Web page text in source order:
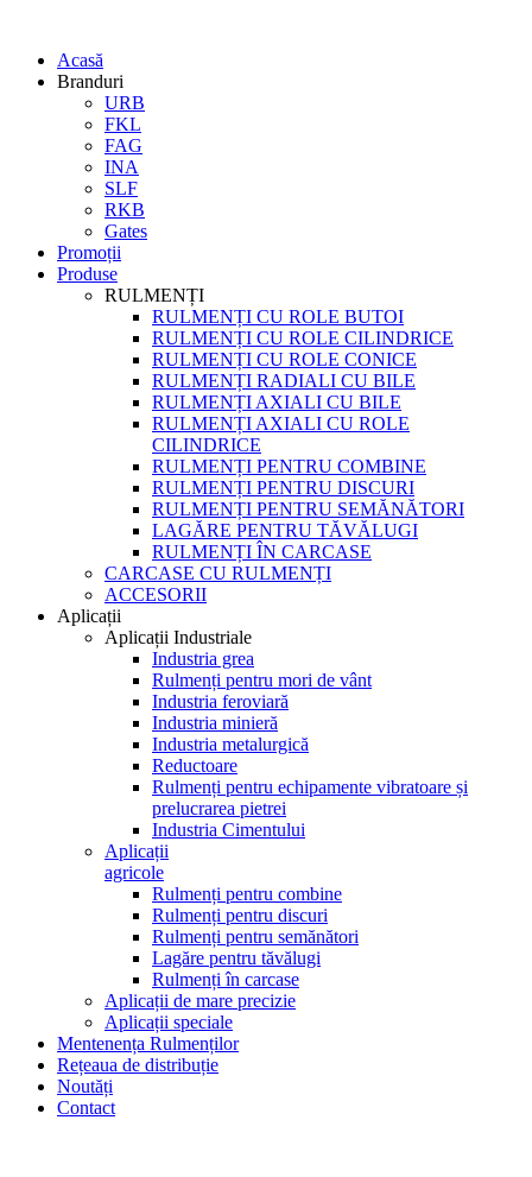
Acasă
Branduri
URB
FKL
FAG
INA
SLF
RKB
Gates
Promoții
Produse
RULMENȚI
RULMENȚI CU ROLE BUTOI
RULMENȚI CU ROLE CILINDRICE
RULMENȚI CU ROLE CONICE
RULMENȚI RADIALI CU BILE
RULMENȚI AXIALI CU BILE
RULMENȚI AXIALI CU ROLE
CILINDRICE
RULMENȚI PENTRU COMBINE
RULMENȚI PENTRU DISCURI
RULMENȚI PENTRU SEMĂNĂTORI
LAGĂRE PENTRU TĂVĂLUGI
RULMENȚI ÎN CARCASE
CARCASE CU RULMENȚI
ACCESORII
Aplicații
Aplicații Industriale
Industria grea
Rulmenți pentru mori de vânt
Industria feroviară
Industria minieră
Industria metalurgică
Reductoare
Rulmenți pentru echipamente vibratoare și
prelucrarea pietrei
Industria Cimentului
Aplicații
agricole
Rulmenți pentru combine
Rulmenți pentru discuri
Rulmenți pentru semănători
Lagăre pentru tăvălugi
Rulmenți în carcase
Aplicații de mare precizie
Aplicații speciale
Mentenența Rulmenților
Rețeaua de distribuție
Noutăți
Contact